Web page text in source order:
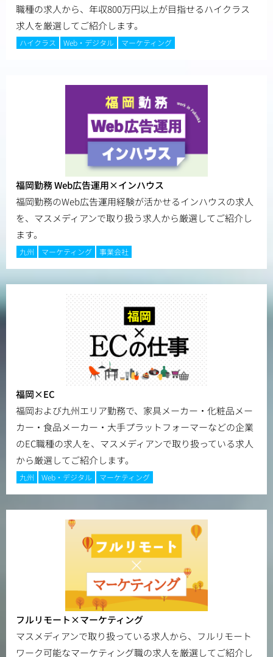
職種の求人から、年収800万円以上が目指せるハイクラス
求人を厳選してご紹介します。
ハイクラス Web・デジタル マーケティング
福岡勤務 Web広告運用×インハウス
福岡勤務のWeb広告運用経験が活かせるインハウスの求人
を、マスメディアンで取り扱う求人から厳選してご紹介し
ます。
九州 マーケティング 事業会社
福岡×EC
福岡および九州エリア勤務で、家具メーカー・化粧品メー
カー・食品メーカー・大手プラットフォーマーなどの企業
のEC職種の求人を、マスメディアンで取り扱っている求人
から厳選してご紹介します。
九州 Web・デジタル マーケティング
フルリモート×マーケティング
マスメディアンで取り扱っている求人から、フルリモート
ワーク可能なマーケティング職の求人を厳選してご紹介し